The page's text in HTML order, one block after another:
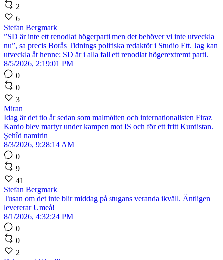
2
6
Stefan Bergmark
”SD är inte ett renodlat högerparti men det behöver vi inte utveckla
nu”, sa precis Borås Tidnings politiska redaktör i Studio Ett. Jag kan
utveckla åt henne: SD är i alla fall ett renodlat högerextremt parti.
8/5/2026, 2:19:01 PM
0
0
3
Miran
Idag är det tio år sedan som malmöiten och internationalisten Firaz
Kardo blev martyr under kampen mot IS och för ett fritt Kurdistan.
Şehîd namirin
8/3/2026, 9:28:14 AM
0
9
41
Stefan Bergmark
Tusan om det inte blir middag på stugans veranda ikväll. Äntligen
levererar Umeå!
8/1/2026, 4:32:24 PM
0
0
2